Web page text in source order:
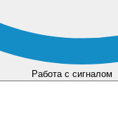
Работа с сигналом